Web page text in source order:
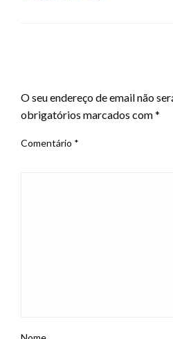
O seu endereço de email não
obrigatórios marcados com*
Comentário *